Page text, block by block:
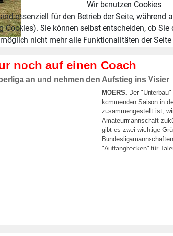
noch auf einen Coach
an und nehmen den Aufstieg ins Visier
MOERS. Der
kommenden Saison in
zusammengestellt ist,
Amateurmannschaft
gibt es zwei wichtige
"Auffangbecken" für
Wir benutzen Cookies
essenziell für den Betrieb der Seite, während
Sie können selbst entscheiden, ob Sie
nicht mehr alle Funktionalitäten der